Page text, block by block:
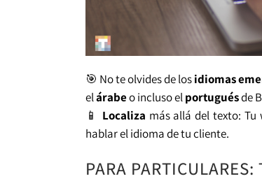
🎯 No te olvides de losidiomas
elárabeo incluso elportuguésde
📱 Localiza más allá del texto: Tu
hablar el idioma de tu cliente.
PARA